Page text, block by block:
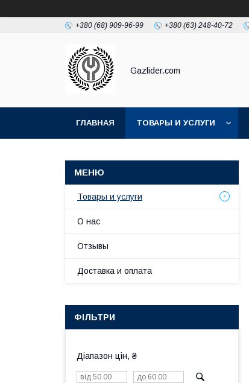
+380 (68) 909-96-99 +380 (63) 248-40-72
Gazlider.com
ГЛАВНАЯ ТОВАРЫ И УСЛУГИ
Товары и услуги
О нас
Отзывы
Доставка и оплата
ФІЛЬТРИ
Діапазон цін, ₴